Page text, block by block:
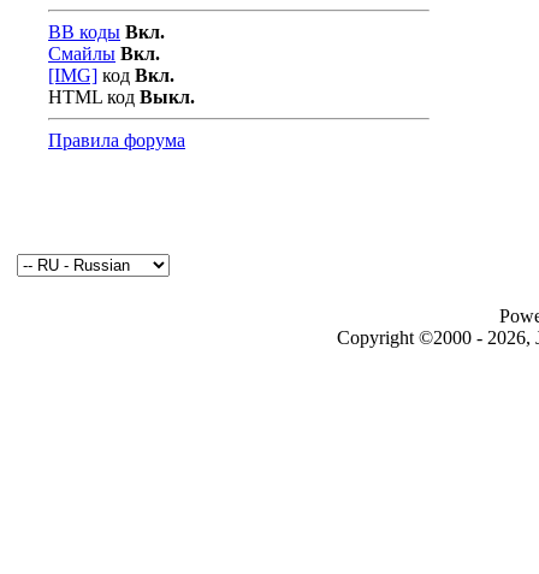
BB коды Вкл.
Смайлы Вкл.
[IMG] код Вкл.
HTML код Выкл.
Правила форума
Copyright ©2000 - 2026,